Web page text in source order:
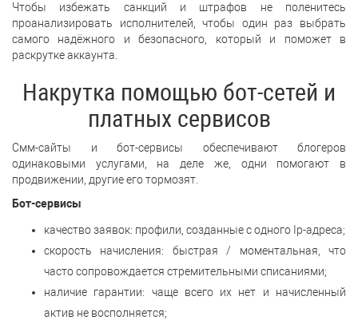
Чтобы избежать санкций и штрафов не поленитесь
проанализировать исполнителей, чтобы один раз выбрать
самого надёжного и безопасного, который и поможет в
раскрутке аккаунта.
Накрутка помощью бот-сетей и
платных сервисов
Смм-сайты и бот-сервисы обеспечивают блогеров
одинаковыми услугами, на деле же, одни помогают в
продвижении, другие его тормозят.
Бот-сервисы
качество заявок: профили, созданные с одного Ip-адреса;
скорость начисления: быстрая / моментальная, что
часто сопровождается стремительными списаниями;
наличие гарантии: чаще всего их нет и начисленный
актив не восполняется;